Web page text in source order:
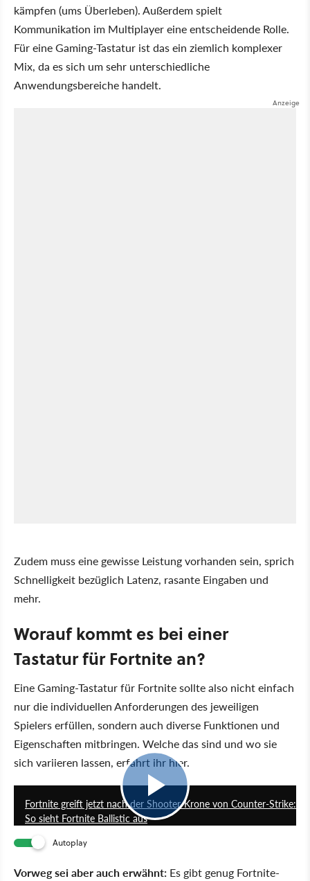
kämpfen (ums Überleben). Außerdem spielt
Kommunikation im Multiplayer eine entscheidende Rolle.
Für eine Gaming-Tastatur ist das ein ziemlich komplexer
Mix, da es sich um sehr unterschiedliche
Anwendungsbereiche handelt.
Zudem muss eine gewisse Leistung vorhanden sein, sprich
Schnelligkeit bezüglich Latenz, rasante Eingaben und
mehr.
Worauf kommt es bei einer
Tastatur für Fortnite an?
Eine Gaming-Tastatur für Fortnite sollte also nicht einfach
nur die individuellen Anforderungen des jeweiligen
Spielers erfüllen, sondern auch diverse Funktionen und
Eigenschaften mitbringen. Welche das sind und wo sie
sich variieren lassen, erfahrt ihr hier.
Fortnite greift jetzt nach der Shooter-Krone von Counter-Strike:
So sieht Fortnite Ballistic aus
Autoplay
Vorweg sei aber auch erwähnt: Es gibt genug Fortnite-